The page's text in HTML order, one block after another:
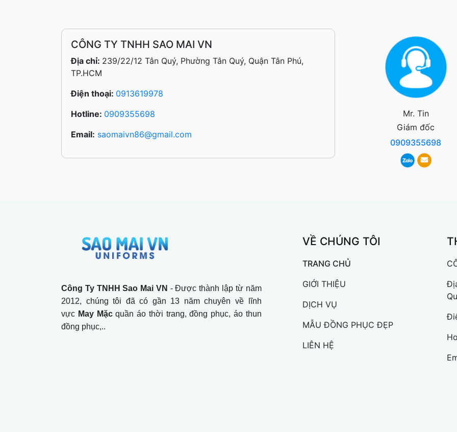
CÔNG TY TNHH SAO MAI VN
Địa chỉ: 239/22/12 Tân Quý, Phường Tân Quý, Quận Tân Phú,
TP.HCM
Điện thoại: 0913619978
Hotline: 0909355698
Email: saomaivn86@gmail.com
Mr. Tin
Giám đốc
0909355698
Công Ty TNHH Sao Mai VN - Được thành lập từ năm
2012, chúng tôi đã có gần 13 năm chuyên về lĩnh
vực May Mặcquần áo thời trang, đồng phục, áo thun
đồng phục,..
VỀ CHÚNG TÔI
TRANG CHỦ
GIỚI THIỆU
DỊCH VỤ
MẪU ĐỒNG PHỤC ĐẸP
LIÊN HỆ